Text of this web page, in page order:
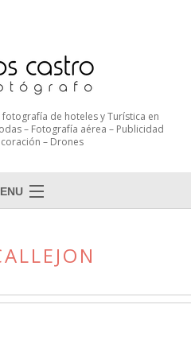
de hoteles y Turística en
– Fotografía aérea – Publicidad
– Drones